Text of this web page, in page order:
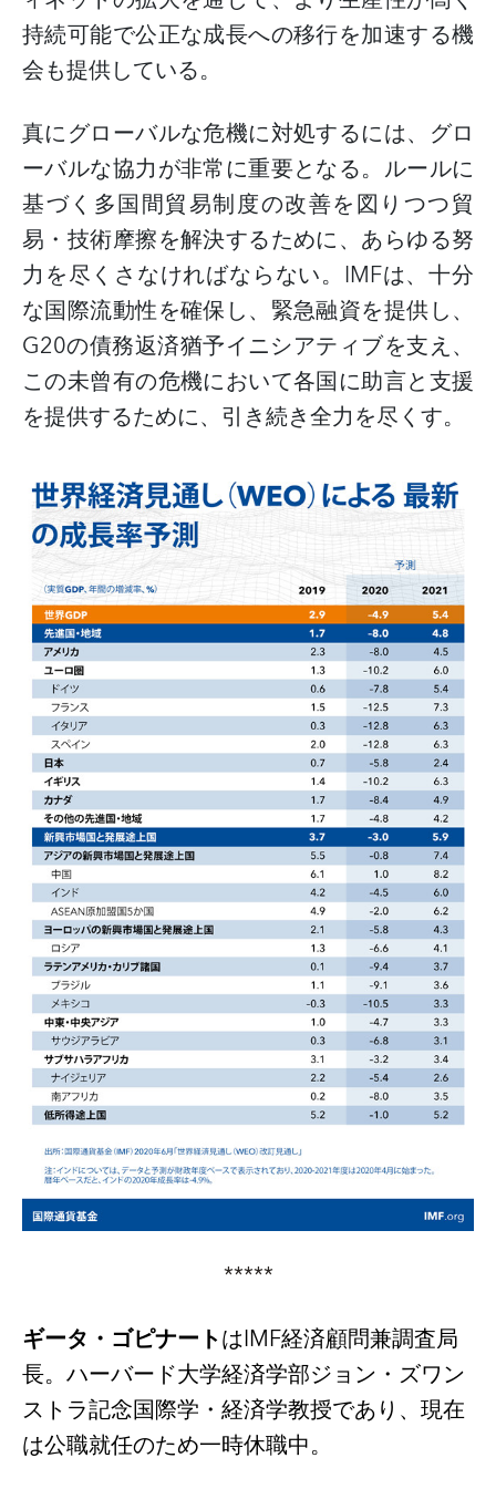
持続可能で公正な成長への移行を加速する機
会も提供している。
真にグローバルな危機に対処するには、グロ
ーバルな協力が非常に重要となる。ルールに
基づく多国間貿易制度の改善を図りつつ貿
易・技術摩擦を解決するために、あらゆる努
力を尽くさなければならない。 IMFは、十分
な国際流動性を確保し、緊急融資を提供し、
G20の債務返済猶予イニシアティブを支え、
この未曾有の危機において各国に助言と支援
を提供するために、引き続き全力を尽くす。
*****
ギータ・ゴピナートはIMF経済顧問兼調査局
長。ハーバード大学経済学部ジョン・ズワン
ストラ記念国際学・経済学教授であり、現在
は公職就任のため一時休職中。